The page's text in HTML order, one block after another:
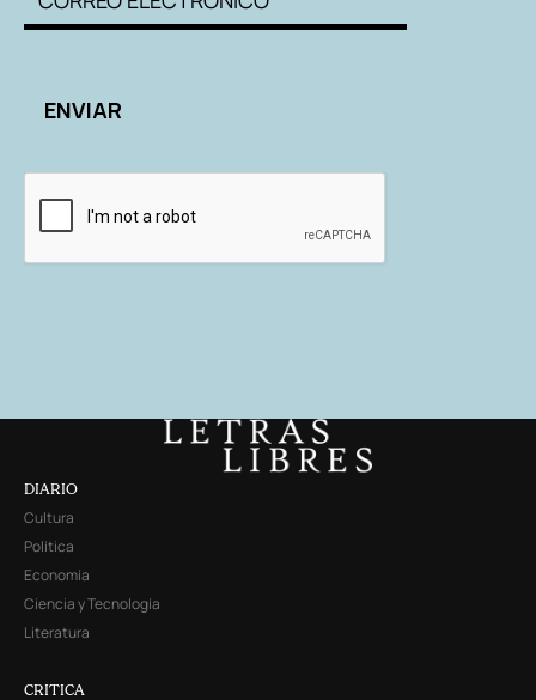
DIARIO
Cultura
Política
Economía
Ciencia y Tecnología
Literatura
CRITICA